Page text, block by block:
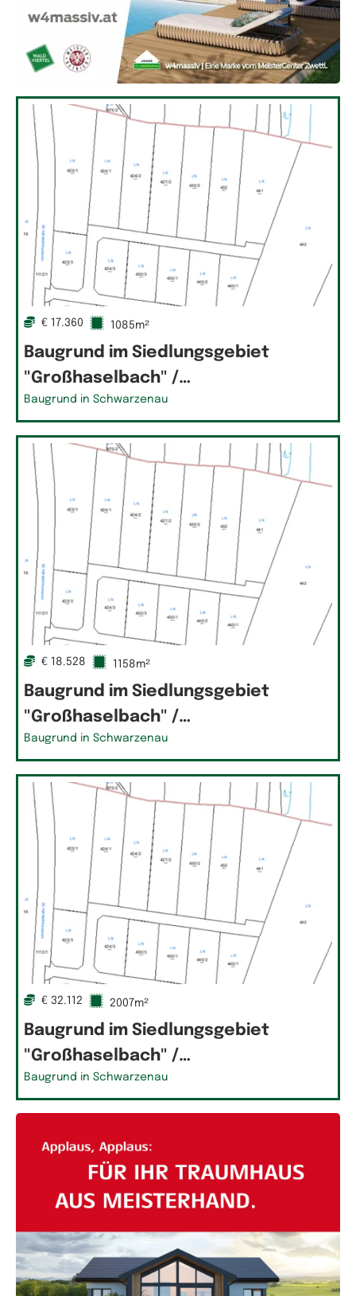
€ 17.360 1085m²
Baugrund im Siedlungsgebiet
"Großhaselbach" /…
Baugrund in Schwarzenau
€ 18.528 1158m²
Baugrund im Siedlungsgebiet
"Großhaselbach" /…
Baugrund in Schwarzenau
€ 32.112 2007m²
Baugrund im Siedlungsgebiet
"Großhaselbach" /…
Baugrund in Schwarzenau